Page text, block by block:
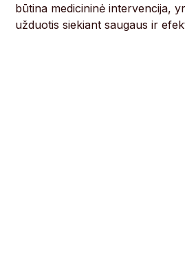
būtina medicininė intervencija,
užduotis siekiant saugaus ir